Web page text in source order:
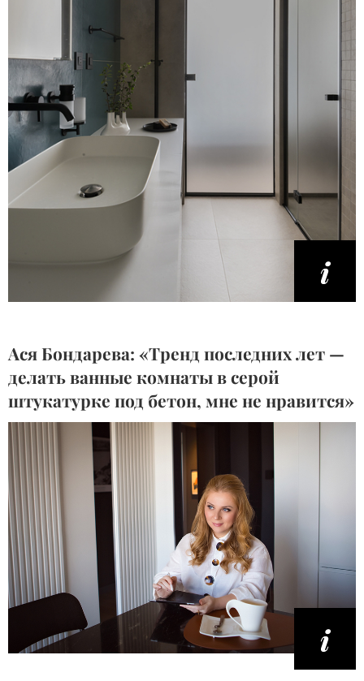
Ася Бондарева: «Тренд последних лет —
делать ванные комнаты в серой
штукатурке под бетон, мне не нравится»